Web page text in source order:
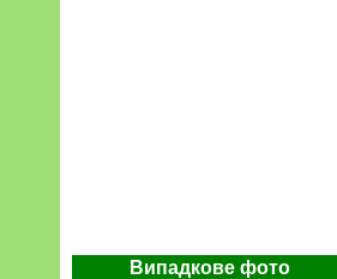
Випадкове фото